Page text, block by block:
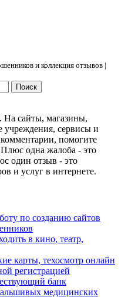
и коллекция отзывов |
сайты, магазины,
учреждения, сервисы и
помогите
одна жалоба - это
один отзыв - это
и услуг в интернете.
по созданию сайтов
в кино, театр,
карты, техосмотр онлайн
регистрацией
банк
медицинских